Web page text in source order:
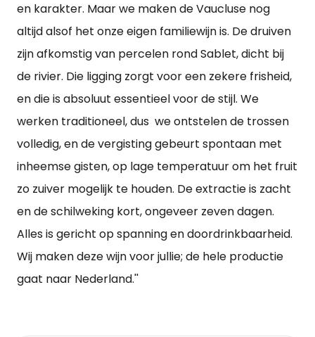
en karakter. Maar we maken de Vaucluse nog
altijd alsof het onze eigen familiewijn is. De druiven
zijn afkomstig van percelen rond Sablet, dicht bij
de rivier. Die ligging zorgt voor een zekere frisheid,
en die is absoluut essentieel voor de stijl. We
werken traditioneel, dus we ontstelen de trossen
volledig, en de vergisting gebeurt spontaan met
inheemse gisten, op lage temperatuur om het fruit
zo zuiver mogelijk te houden. De extractie is zacht
en de schilweking kort, ongeveer zeven dagen.
Alles is gericht op spanning en doordrinkbaarheid.
Wij maken deze wijn voor jullie; de hele productie
gaat naar Nederland.''